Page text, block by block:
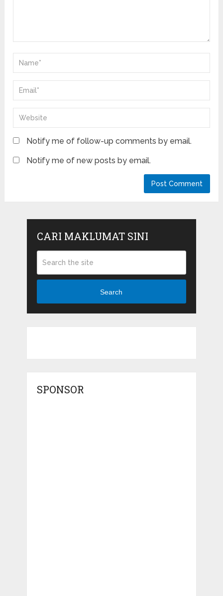
Notify me of follow-up comments by email.
Notify me of new posts by email.
CARI MAKLUMAT SINI
Search
SPONSOR